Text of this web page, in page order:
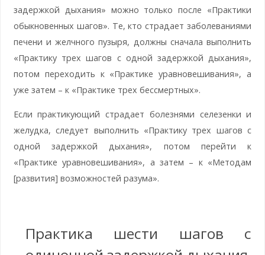
задержкой дыхания» можно только после «Практики
обыкновенных шагов». Те, кто страдает заболеваниями
печени и желчного пузыря, должны сначала выполнить
«Практику трех шагов с одной задержкой дыхания»,
потом переходить к «Практике уравновешивания», а
уже затем – к «Практике трех бессмертных».
Если практикующий страдает болезнями селезенки и
желудка, следует выполнить «Практику трех шагов с
одной задержкой дыхания», потом перейти к
«Практике уравновешивания», а затем – к «Методам
[развития] возможностей разума».
Практика шести шагов с